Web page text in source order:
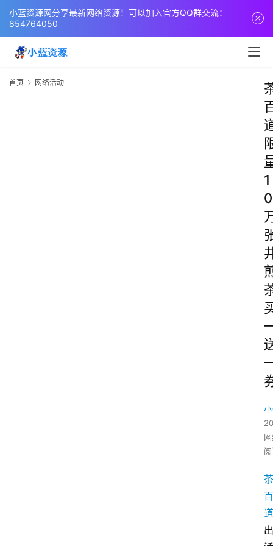
小蓝资源网分享最新网络资源！可以加入官方QQ群交流：
854764050
首页 网络活动
1
0
茶
百
道
出